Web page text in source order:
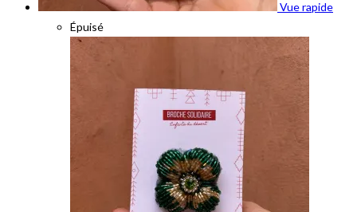
Vue rapide
Épuisé